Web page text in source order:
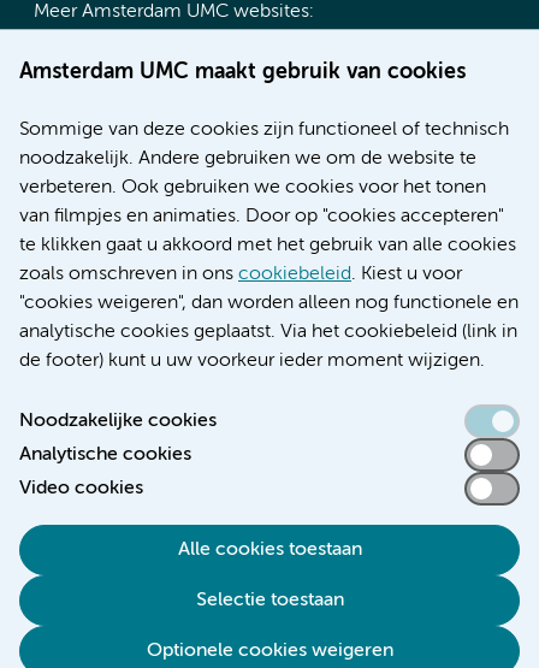
Amsterdam UMC maakt gebruik van cookies
Sommige van deze cookies zijn functioneel of technisch
noodzakelijk. Andere gebruiken we om de website te
verbeteren. Ook gebruiken we cookies voor het tonen
van filmpjes en animaties. Door op "cookies accepteren"
te klikken gaat u akkoord met het gebruik van alle cookies
zoals omschreven in ons cookiebeleid. Kiest u voor
"cookies weigeren", dan worden alleen nog functionele en
analytische cookies geplaatst. Via het cookiebeleid (link in
de footer) kunt u uw voorkeur ieder moment wijzigen.
Noodzakelijke cookies
Analytische cookies
Video cookies
Alle cookies toestaan
Selectie toestaan
Optionele cookies weigeren
Meer Amsterdam UMC websites:
Werken bij Amsterdam UMC
Nieuws
Research
Educatie locatie AMC
Educatie locatie VUmc
Verwijzen & diagnostiek
Toegankelijkheidsverklaring
Responsible disclosure
Algemene privacyverklaring